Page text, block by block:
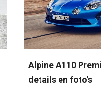
Alpine A110
details en foto's